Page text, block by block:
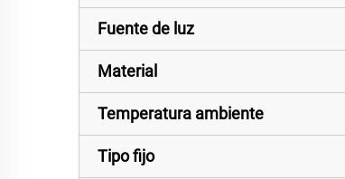
Fuente de luz
Material
Temperatura ambiente
Tipo fijo